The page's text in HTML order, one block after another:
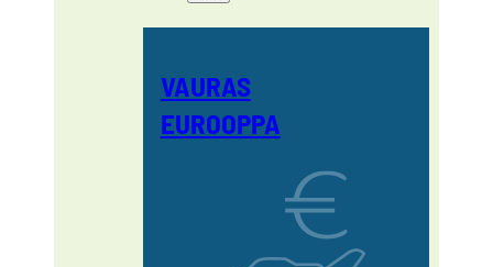
VAURAS
EUROOPPA